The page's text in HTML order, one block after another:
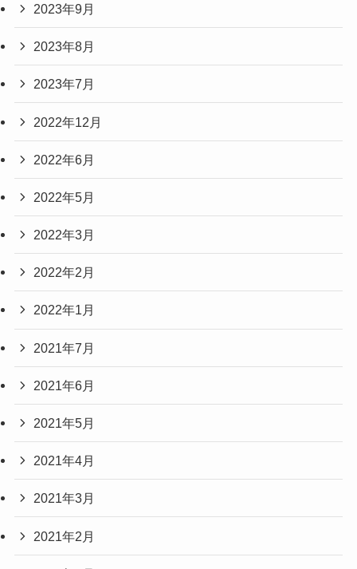
2023年9月
2023年8月
2023年7月
2022年12月
2022年6月
2022年5月
2022年3月
2022年2月
2022年1月
2021年7月
2021年6月
2021年5月
2021年4月
2021年3月
2021年2月